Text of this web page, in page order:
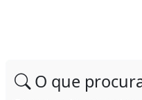
O que